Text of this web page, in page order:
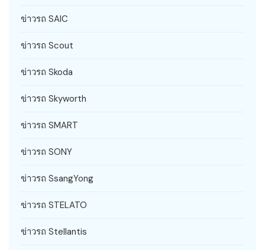
ข่าวรถ SAIC
ข่าวรถ Scout
ข่าวรถ Skoda
ข่าวรถ Skyworth
ข่าวรถ SMART
ข่าวรถ SONY
ข่าวรถ SsangYong
ข่าวรถ STELATO
ข่าวรถ Stellantis